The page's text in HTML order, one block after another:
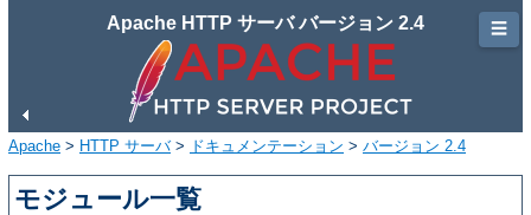
Apache HTTP サーバ バージョン 2.4
Apache > HTTP サーバ> ドキュメンテーション > バージョン 2.4
モジュール一覧
☰